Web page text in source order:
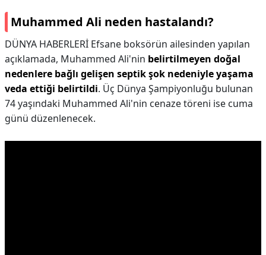
Muhammed Ali neden hastalandı?
DÜNYA HABERLERİ Efsane boksörün ailesinden yapılan
açıklamada, Muhammed Ali'nin belirtilmeyen doğal
nedenlere bağlı gelişen septik şok nedeniyle yaşama
veda ettiği belirtildi. Üç Dünya Şampiyonluğu bulunan
74 yaşındaki Muhammed Ali'nin cenaze töreni ise cuma
günü düzenlenecek.